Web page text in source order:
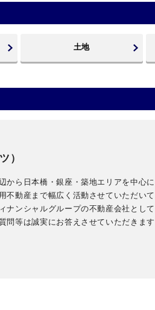
土地
）
から日本橋・銀座・築地エリアを中心
不動産まで幅広く活動させていただい
ナンシャルグループの不動産会社とし
問等は誠実にお答えさせていただきま